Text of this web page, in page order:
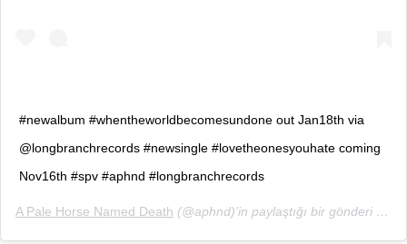
#newalbum #whentheworldbecomesundone out Jan18th via
@longbranchrecords #newsingle #lovetheonesyouhate coming
Nov16th #spv #aphnd #longbranchrecords
A Pale Horse Named Death (@aphnd)’in paylaştığı bir gönderi ( 5